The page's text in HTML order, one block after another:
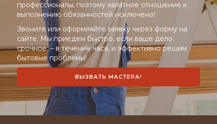
профессионалы, поэтому халатное отношение к
выполнению обязанностей исключено!
Звоните или оформляйте заявку через форму на
сайте. Мы приедем быстро, если ваше дело
срочное – в течение часа, и эффективно решим
бытовые проблемы!
ВЫЗВАТЬ МАСТЕРА!